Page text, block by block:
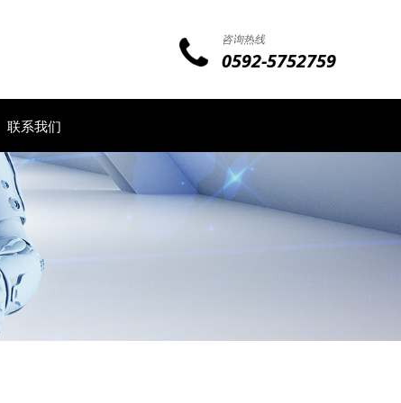
咨询热线
0592-5752759
联系我们